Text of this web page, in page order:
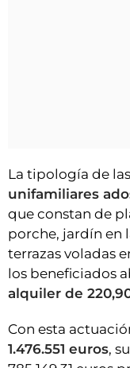
La tipología de
unifamiliares
que constan de
porche, jardín en
terrazas voladas
los beneficiados
alquiler de
Con esta
1.476.551 euros,